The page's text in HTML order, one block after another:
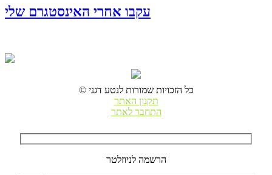
עקבו אחרי האינסטגרם שלי
© כל הזכויות שמורות לנטע דגני
תקנון האתר
התחבר לאתר
הרשמה לניוזלטר